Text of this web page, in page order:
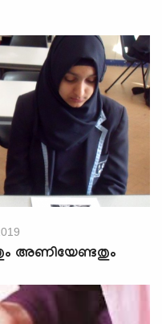
അണിയേണ്ടതും